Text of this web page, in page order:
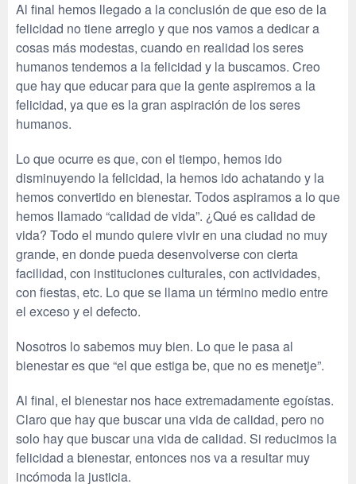
Al final hemos llegado a la conclusión de que eso de la
felicidad no tiene arreglo y que nos vamos a dedicar a
cosas más modestas, cuando en realidad los seres
humanos tendemos a la felicidad y la buscamos. Creo
que hay que educar para que la gente aspiremos a la
felicidad, ya que es la gran aspiración de los seres
humanos.
Lo que ocurre es que, con el tiempo, hemos ido
disminuyendo la felicidad, la hemos ido achatando y la
hemos convertido en bienestar. Todos aspiramos a lo que
hemos llamado “calidad de vida”. ¿Qué es calidad de
vida? Todo el mundo quiere vivir en una ciudad no muy
grande, en donde pueda desenvolverse con cierta
facilidad, con instituciones culturales, con actividades,
con fiestas, etc. Lo que se llama un término medio entre
el exceso y el defecto.
Nosotros lo sabemos muy bien. Lo que le pasa al
bienestar es que “el que estiga be, que no es menetje”.
Al final, el bienestar nos hace extremadamente egoístas.
Claro que hay que buscar una vida de calidad, pero no
solo hay que buscar una vida de calidad. Si reducimos la
felicidad a bienestar, entonces nos va a resultar muy
incómoda la justicia.